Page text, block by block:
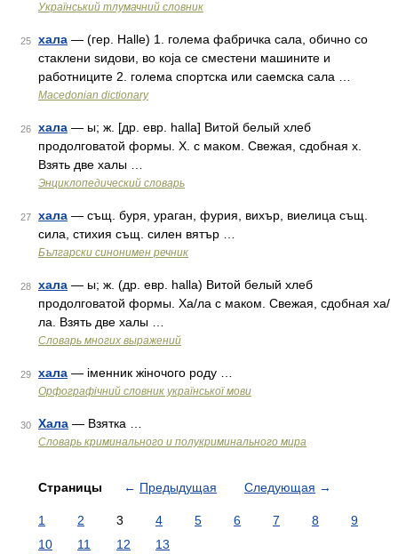
Український тлумачний словник
25 хала — (гер. Halle) 1. голема фабричка сала, обично со
стаклени ѕидови, во која се сместени машините и
работниците 2. голема спортска или саемска сала …
Macedonian dictionary
26 хала — ы; ж. [др. евр. halla] Витой белый хлеб
продолговатой формы. Х. с маком. Свежая, сдобная х.
Взять две халы …
Энциклопедический словарь
27 хала — същ. буря, ураган, фурия, вихър, виелица същ.
сила, стихия същ. силен вятър …
Български синонимен речник
28 хала — ы; ж. (др. евр. halla) Витой белый хлеб
продолговатой формы. Ха/ла с маком. Свежая, сдобная ха/
ла. Взять две халы …
Словарь многих выражений
29 хала — іменник жіночого роду …
Орфографічний словник української мови
30 Хала — Взятка …
Словарь криминального и полукриминального мира
Страницы ← Предыдущая Следующая →
1 2 3 4 5 6 7 8
9
10
11 12 13